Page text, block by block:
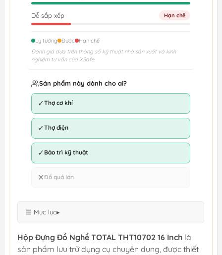
Dễ sắp xếp Hạn chế
Lý tưởng Được
Hạn chế
Đánh giá dựa trên thông số kỹ thuật nhà sản xuất và kinh
nghiệm tư vấn của XSafe.
Sản phẩm này dành cho ai?
✓Thợ cơ khí
✓Thợ điện
✓ Bảo trì kỹ thuật
✕Đồ quá lớn
☰ Mục lục▸
Hộp Đựng Đồ Nghề TOTAL THT10702 16 Inch là
sản phẩm lưu trữ dụng cụ chuyên dụng, được thiết